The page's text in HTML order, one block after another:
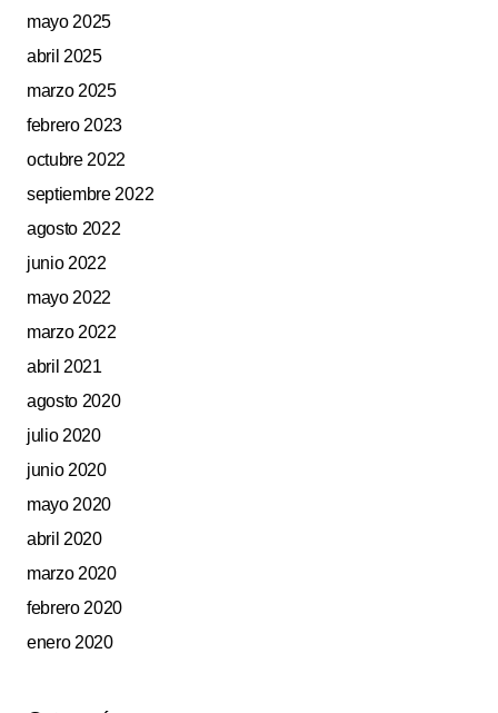
mayo 2025
abril 2025
marzo 2025
febrero 2023
octubre 2022
septiembre 2022
agosto 2022
junio 2022
mayo 2022
marzo 2022
abril 2021
agosto 2020
julio 2020
junio 2020
mayo 2020
abril 2020
marzo 2020
febrero 2020
enero 2020